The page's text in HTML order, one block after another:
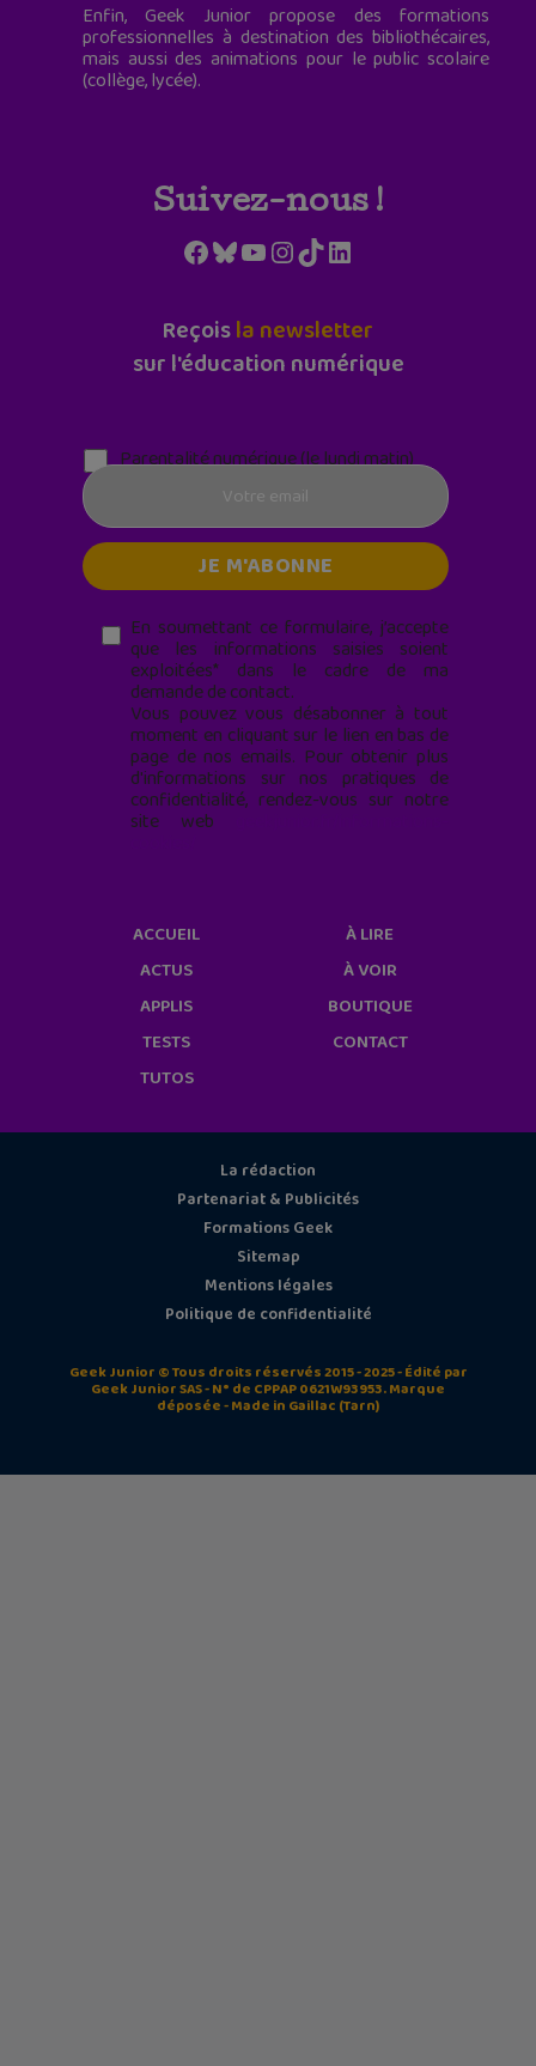
Enfin, Geek Junior propose des formations
professionnelles à destination des bibliothécaires,
mais aussi des animations pour le public scolaire
(collège, lycée).
Suivez-nous !
Facebook
Bluesky
YouTube
Instagram
TikTokLinkedIn
Reçoisla newsletter
sur l'éducation numérique
Parentalité numérique (le lundi matin)
En soumettant ce formulaire, j’accepte
que les informations saisies soient
exploitées* dans le cadre de ma
demande de contact.
Vous pouvez vous désabonner à tout
moment en cliquant sur le lien en bas de
page de nos emails. Pour obtenir plus
d'informations sur nos pratiques de
confidentialité, rendez-vous sur notre
site web
ACCUEIL
ACTUS
APPLIS
TESTS
TUTOS
À LIRE
À VOIR
BOUTIQUE
CONTACT
La rédaction
Partenariat & Publicités
Formations Geek
Sitemap
Mentions légales
Politique de confidentialité
Geek Junior © Tous droits réservés 2015 - 2025 - Édité par
Geek Junior SAS - N° de CPPAP 0621W93953. Marque
déposée - Made in Gaillac (Tarn)